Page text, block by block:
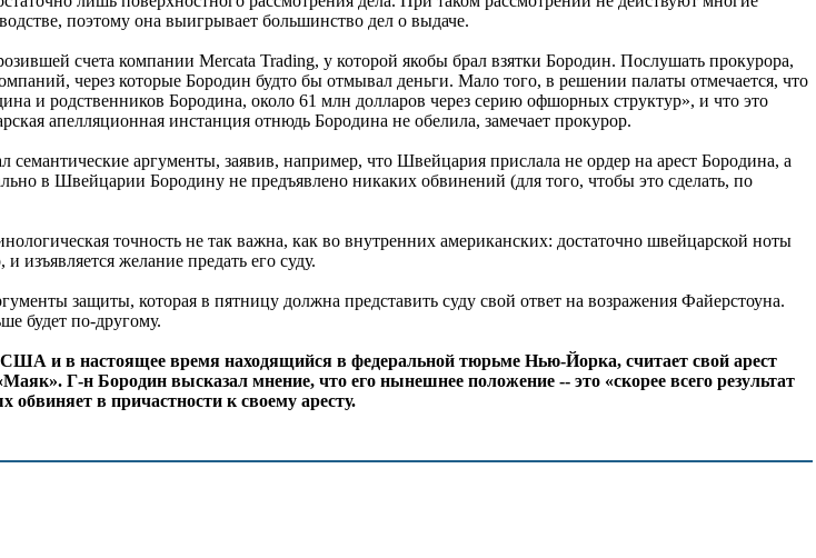
поэтому она выигрывает большинство дел о выдаче.
счета компании Mercata Trading, у которой якобы брал взятки Бородин. Послушать прокурора,
через которые Бородин будто бы отмывал деньги. Мало того, в решении палаты отмечается, что
и родственников Бородина, около 61 млн долларов через серию офшорных структур», и что это
апелляционная инстанция отнюдь Бородина не обелила, замечает прокурор.
аргументы, заявив, например, что Швейцария прислала не ордер на арест Бородина, а
в Швейцарии Бородину не предъявлено никаких обвинений (для того, чтобы это сделать, по
точность не так важна, как во внутренних американских: достаточно швейцарской ноты
изъявляется желание предать его суду.
защиты, которая в пятницу должна представить суду свой ответ на возражения Файерстоуна.
будет по-другому.
и в настоящее время находящийся в федеральной тюрьме Нью-Йорка, считает свой арест
Г-н Бородин высказал мнение, что его нынешнее положение -- это «скорее всего результат
в причастности к своему аресту.